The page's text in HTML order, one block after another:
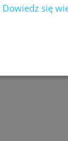
Dowiedz się